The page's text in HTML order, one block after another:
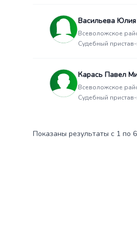
Васильева
Всеволожское
Судебный
Карась Павел
Всеволожское
Судебный
Показаны результаты с 1 по